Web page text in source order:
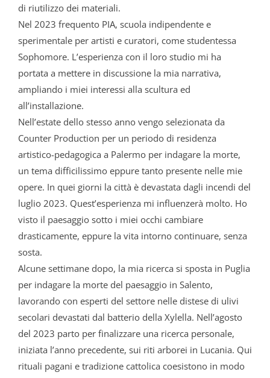
di riutilizzo dei materiali.
Nel 2023 frequento PIA, scuola indipendente e
sperimentale per artisti e curatori, come studentessa
Sophomore. L’esperienza con il loro studio mi ha
portata a mettere in discussione la mia narrativa,
ampliando i miei interessi alla scultura ed
all’installazione.
Nell’estate dello stesso anno vengo selezionata da
Counter Production per un periodo di residenza
artistico-pedagogica a Palermo per indagare la morte,
un tema difficilissimo eppure tanto presente nelle mie
opere. In quei giorni la città è devastata dagli incendi del
luglio 2023. Quest’esperienza mi influenzerà molto. Ho
visto il paesaggio sotto i miei occhi cambiare
drasticamente, eppure la vita intorno continuare, senza
sosta.
Alcune settimane dopo, la mia ricerca si sposta in Puglia
per indagare la morte del paesaggio in Salento,
lavorando con esperti del settore nelle distese di ulivi
secolari devastati dal batterio della Xylella. Nell’agosto
del 2023 parto per finalizzare una ricerca personale,
iniziata l’anno precedente, sui riti arborei in Lucania. Qui
rituali pagani e tradizione cattolica coesistono in modo